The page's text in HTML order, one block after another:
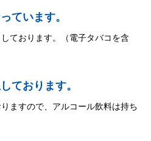
ています。
しております。（電子タバコを含
ております。
ますので、アルコール飲料は持ち